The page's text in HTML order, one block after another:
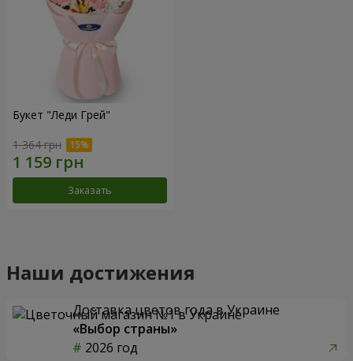
Букет "Леди Грей"
1 364 грн
Заказать
Наши достижения
Доставка цветов года в Украине
«Выбор страны»
2026 год